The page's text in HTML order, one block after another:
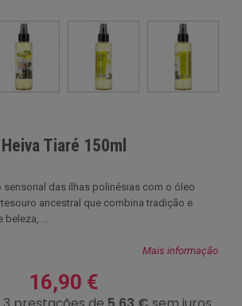
Tiaré 150ml
sensorial das ilhas polinésias com o óleo
ancestral que combina tradição e
beleza, ...
Mais informação
16,90 €